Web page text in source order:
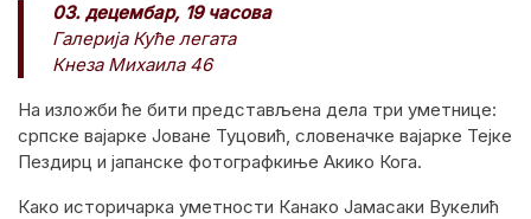
03. децембар, 19 часова
Галерија Куће легата
Кнеза Михаила 46
На изложби ће бити представљена дела три уметнице:
српске вајарке Јоване Туцовић, словеначке вајарке Тејке
Пездирц и јапанске фотографкиње Акико Кога.
Како историчарка уметности Канако Јамасаки Вукелић